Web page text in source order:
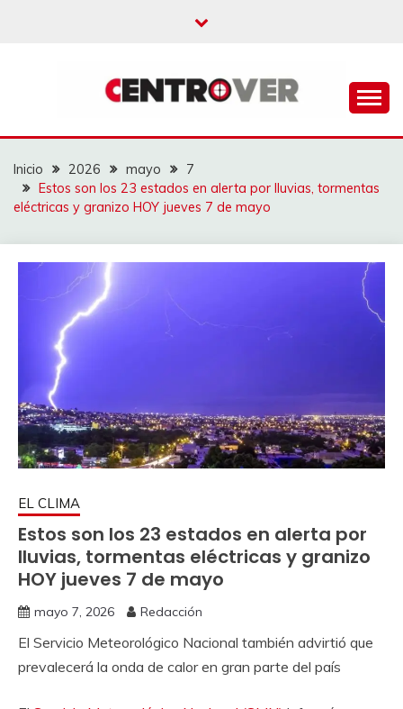
CENTROVER
NOTICIAS
Inicio 2026 mayo
7
Estos son los 23 estados en alerta por lluvias, tormentas
eléctricas y granizo HOY jueves 7 de mayo
EL CLIMA
Estos son los 23 estados en alerta por
lluvias, tormentas eléctricas y granizo
HOY jueves 7 de mayo
mayo 7, 2026 Redacción
El Servicio Meteorológico Nacional también advirtió que
prevalecerá la onda de calor en gran parte del país